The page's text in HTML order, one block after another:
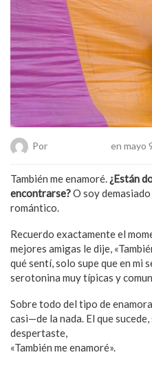
Por en mayo
También me enamoré. ¿Están
encontrarse?O soy
romántico.
Recuerdo exactamente el
mejores amigas le dije,
qué sentí, solo supe que en mi
serotonina muy típicas y
Sobre todo del tipo de
casi—de la nada. El que
despertaste,
«También me enamoré».